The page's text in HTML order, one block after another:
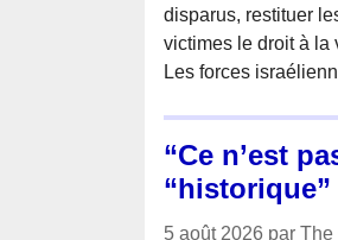
disparus, restituer
victimes le droit à la
Les forces
“Ce n’est
5 août 2026 par